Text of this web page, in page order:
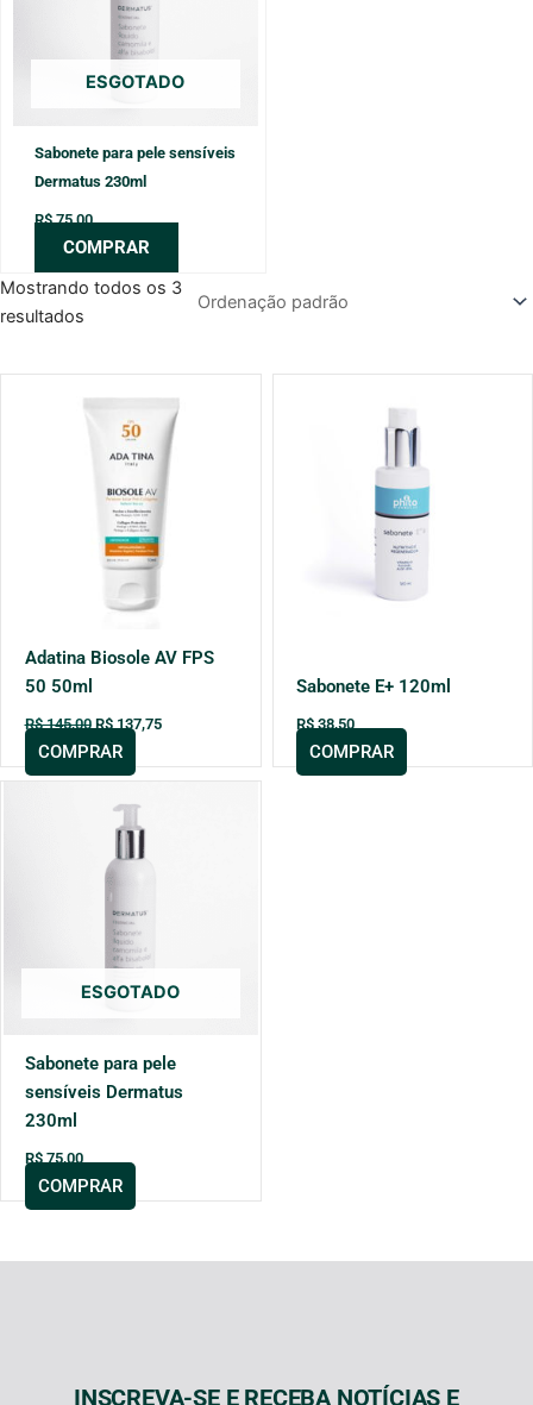
ESGOTADO
Sabonete para pele sensíveis
Dermatus 230ml
R$75,00
COMPRAR
Mostrando todos os 3
resultados
Adatina Biosole AV FPS
50 50ml
R$145,00
original
R$ 145,00.
R$137,75
atual
é:
R$ 137,75.
COMPRAR
Sabonete E+ 120ml
R$ 38,50
COMPRAR
ESGOTADO
Sabonete para pele
sensíveis Dermatus
230ml
R$75,00
COMPRAR
INSCREVA-SE E RECEBA NOTÍCIAS E